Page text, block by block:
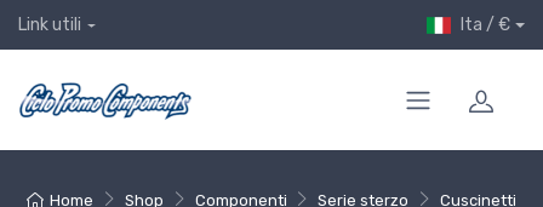
Link utili Ita / €
Home Shop Componenti Serie sterzo Cuscinetti